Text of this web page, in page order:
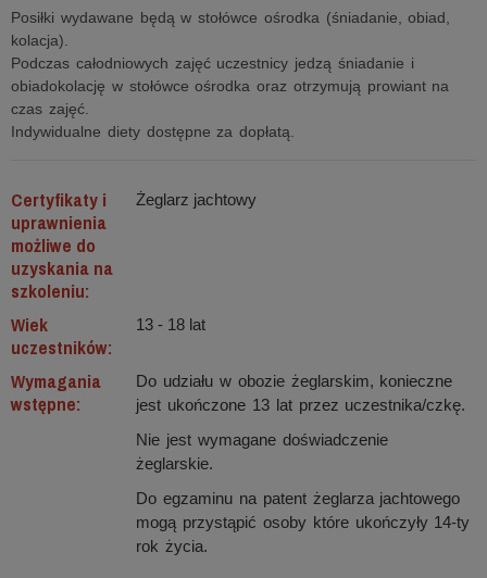
Posiłki wydawane będą w stołówce ośrodka (śniadanie, obiad,
kolacja).
Podczas całodniowych zajęć uczestnicy jedzą śniadanie i
obiadokolację w stołówce ośrodka oraz otrzymują prowiant na
czas zajęć.
Indywidualne diety dostępne za dopłatą.
Certyfikaty i
uprawnienia
możliwe do
uzyskania na
szkoleniu:
Żeglarz jachtowy
Wiek
uczestników:
13 - 18 lat
Wymagania
wstępne:
Do udziału w obozie żeglarskim, konieczne
jest ukończone 13 lat przez uczestnika/czkę.
Nie jest wymagane doświadczenie
żeglarskie.
Do egzaminu na patent żeglarza jachtowego
mogą przystąpić osoby które ukończyły 14-ty
rok życia.